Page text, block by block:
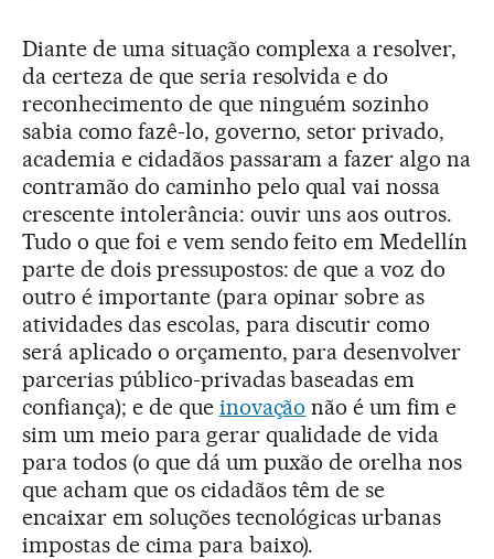
Diante de uma situação complexa a resolver,
da certeza de que seria resolvida e do
reconhecimento de que ninguém sozinho
sabia como fazê-lo, governo, setor privado,
academia e cidadãos passaram a fazer algo na
contramão do caminho pelo qual vai nossa
crescente intolerância: ouvir uns aos outros.
Tudo o que foi e vem sendo feito em Medellín
parte de dois pressupostos: de que a voz do
outro é importante (para opinar sobre as
atividades das escolas, para discutir como
será aplicado o orçamento, para desenvolver
parcerias público-privadas baseadas em
confiança); e de que inovação não é um fim e
sim um meio para gerar qualidade de vida
para todos (o que dá um puxão de orelha nos
que acham que os cidadãos têm de se
encaixar em soluções tecnológicas urbanas
impostas de cima para baixo).